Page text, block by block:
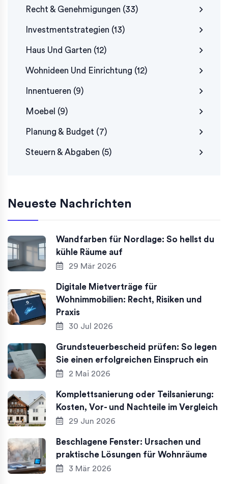
Recht & Genehmigungen (33)
Investmentstrategien (13)
Haus Und Garten (12)
Wohnideen Und Einrichtung (12)
Innentueren (9)
Moebel (9)
Planung & Budget (7)
Steuern & Abgaben (5)
Neueste Nachrichten
Wandfarben für Nordlage: So hellst du
kühle Räume auf
29 Mär 2026
Digitale Mietverträge für
Wohnimmobilien: Recht, Risiken und
Praxis
30 Jul 2026
Grundsteuerbescheid prüfen: So legen
Sie einen erfolgreichen Einspruch ein
2 Mai 2026
Komplettsanierung oder Teilsanierung:
Kosten, Vor- und Nachteile im Vergleich
29 Jun 2026
Beschlagene Fenster: Ursachen und
praktische Lösungen für Wohnräume
3 Mär 2026